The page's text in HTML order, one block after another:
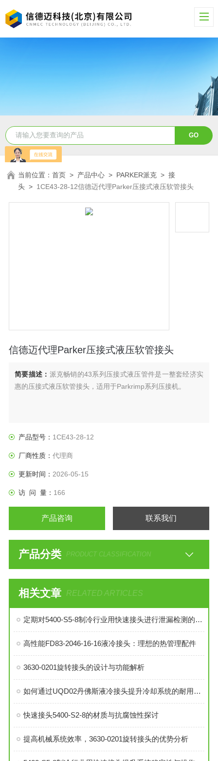
当前位置：首页 > 产品中心 > PARKER派克 >接
头 > 1CE43-28-12信德迈代理Parker压接式液压软管接头
信德迈代理Parker压接式液压软管接头
简要描述： 派克畅销的43系列压接式液压管件是一整套经济实
惠的压接式液压软管接头，适用于Parkrimp系列压接机。
产品型号： 1CE43-28-12
厂商性质： 代理商
更新时间： 2026-05-15
访 问 量： 166
产品咨询 联系我们
产品分类 PRODUCT CLASSIFICATION
相关文章 RELATED ARTICLES
定期对5400-S5-8制冷行业用快速接头进行泄漏检测的必要性与操作方法
高性能FD83-2046-16-16液冷接头：理想的热管理配件
3630-0201旋转接头的设计与功能解析
如何通过UQD02丹佛斯液冷接头提升冷却系统的耐用性？
快速接头5400-S2-8的材质与抗腐蚀性探讨
提高机械系统效率，3630-0201旋转接头的优势分析